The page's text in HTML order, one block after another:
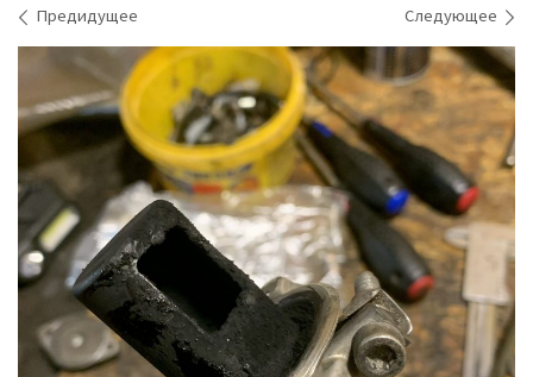
Навигация по изображениям
Предидущее Следующее